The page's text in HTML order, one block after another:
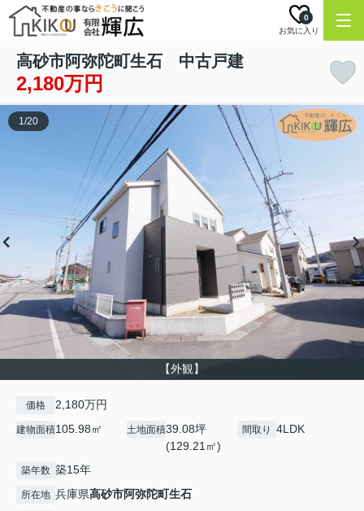
お気に入り
0
高砂市阿弥陀町生石 中古戸建
2,180万円
【外観】
1/20
価格 2,180万円
建物面積105.98㎡ 土地面積39.08坪
(129.21㎡)
間取り 4LDK
築年数 築15年
所在地 兵庫県高砂市阿弥陀町生石